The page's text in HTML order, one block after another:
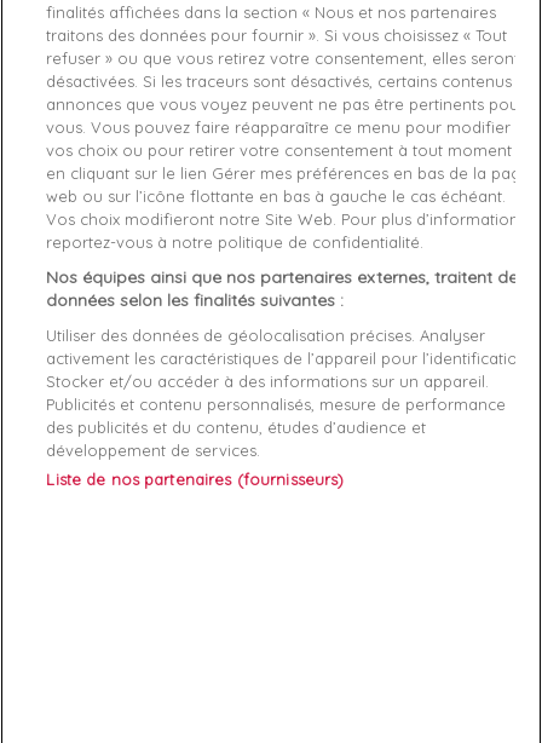
Référence DW0DW08979-C87 S
Fiche technique
Couleur Bleu
Matière Coton
Genre Femme
Rayon Vetement
Démarque 45 %
Références spécifiques
EAN-13 8720112578670
finalités affichées dans la section « Nous et nos partenaires
traitons des données pour fournir ». Si vous choisissez « Tout
refuser » ou que vous retirez votre consentement, elles seront
désactivées. Si les traceurs sont désactivés, certains contenus et
annonces que vous voyez peuvent ne pas être pertinents pour
vous. Vous pouvez faire réapparaître ce menu pour modifier
vos choix ou pour retirer votre consentement à tout moment
en cliquant sur le lien Gérer mes préférences en bas de la page
web ou sur l’icône flottante en bas à gauche le cas échéant.
Vos choix modifieront notre Site Web. Pour plus d’informations,
reportez-vous à notre politique de confidentialité.
Nos équipes ainsi que nos partenaires externes, traitent des
données selon les finalités suivantes :
Utiliser des données de géolocalisation précises. Analyser
activement les caractéristiques de l’appareil pour l’identification.
Stocker et/ou accéder à des informations sur un appareil.
Publicités et contenu personnalisés, mesure de performance
des publicités et du contenu, études d’audience et
développement de services.
Liste de nos partenaires (fournisseurs)